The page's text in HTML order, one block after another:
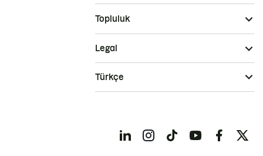
Topluluk
Legal
Türkçe